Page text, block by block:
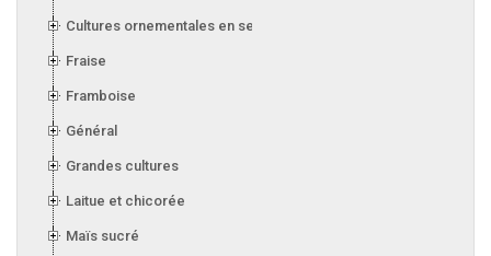
Cultures ornementales en serre
Fraise
Framboise
Général
Grandes cultures
Laitue et chicorée
Maïs sucré